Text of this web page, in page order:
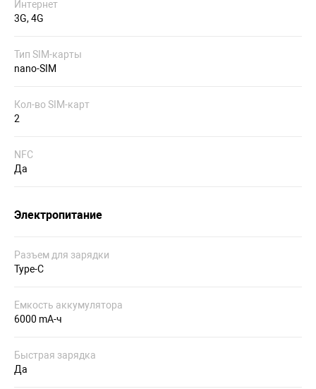
Интернет
3G, 4G
Тип SIM-карты
nano-SIM
Кол-во SIM-карт
2
NFC
Да
Электропитание
Разъем для зарядки
Type-C
Емкость аккумулятора
6000 mA-ч
Быстрая зарядка
Да